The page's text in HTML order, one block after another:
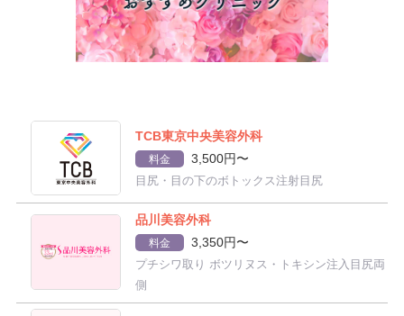
TCB東京中央美容外科
料金 3,500円〜
目尻・目の下のボトックス注射目尻
品川美容外科
料金 3,350円〜
プチシワ取り ボツリヌス・トキシン注入目尻両
側